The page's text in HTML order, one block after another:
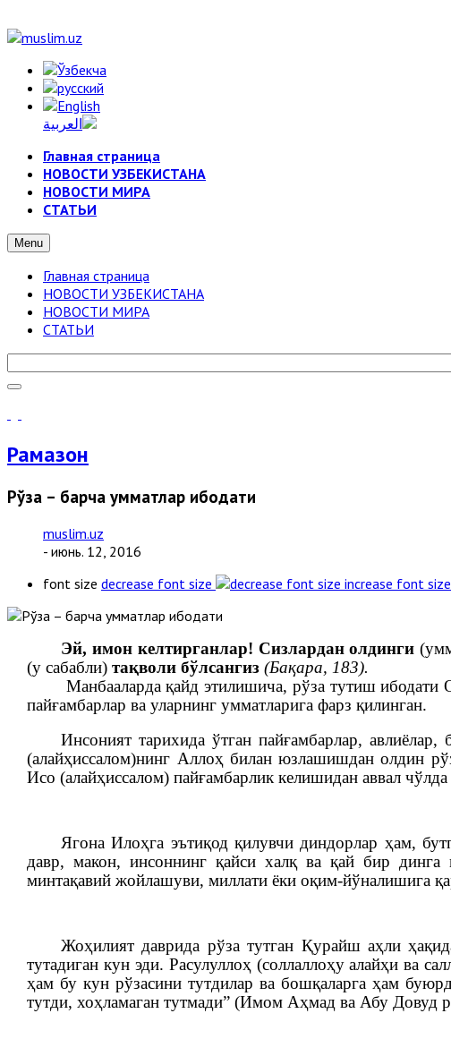
Главная страница
НОВОСТИ УЗБЕКИСТАНА
НОВОСТИ МИРА
СТАТЬИ
Menu
Главная страница
НОВОСТИ УЗБЕКИСТАНА
НОВОСТИ МИРА
СТАТЬИ
Рамазон
Рўза – барча умматлар ибодати
muslim.uz
- июнь. 12, 2016
font size decrease font size increase font size
Эй, имон келтирганлар! Сизлардан олдинги
(у сабабли) тақволи бўлсангиз(Бақара, 183).
Манбааларда қайд этилишича, рўза тутиш ибодати
пайғамбарлар ва уларнинг умматларига фарз қилинган.
Инсоният тарихида ўтган пайғамбарлар,
(алайҳиссалом)нинг Аллоҳ билан юзлашишдан олдин
Исо (алайҳиссалом) пайғамбарлик келишидан аввал чўлда
Ягона Илоҳга эътиқод қилувчи диндорлар ҳам,
давр, макон, инсоннинг қайси халқ ва қай бир динга
минтақавий жойлашуви, миллати ёки оқим-йўналишига
Жоҳилият даврида рўза тутган Қурайш аҳли
тутадиган кун эди. Расулуллоҳ (соллаллоҳу алайҳи ва
ҳам бу кун рўзасини тутдилар ва бошқаларга ҳам
тутди, хоҳламаган тутмади” (Имом Аҳмад ва Абу Довуд